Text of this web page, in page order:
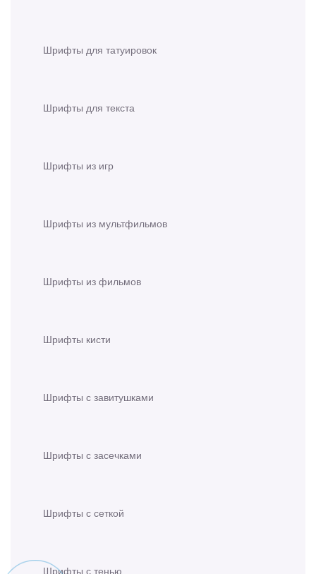
Шрифты для татуировок
Шрифты для текста
Шрифты из игр
Шрифты из мультфильмов
Шрифты из фильмов
Шрифты кисти
Шрифты с завитушками
Шрифты с засечками
Шрифты с сеткой
Шрифты с тенью